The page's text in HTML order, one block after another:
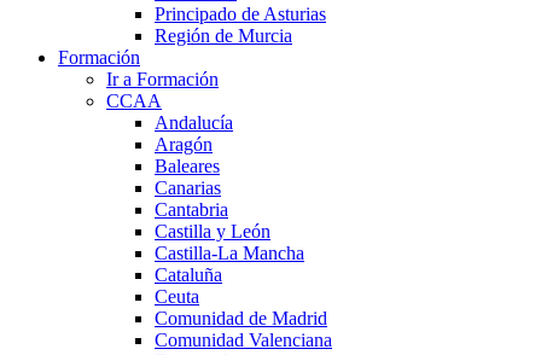
Principado de Asturias
Región de Murcia
Formación
Ir a Formación
CCAA
Andalucía
Aragón
Baleares
Canarias
Cantabria
Castilla y León
Castilla-La Mancha
Cataluña
Ceuta
Comunidad de Madrid
Comunidad Valenciana